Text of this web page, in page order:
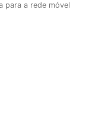
para a rede móvel